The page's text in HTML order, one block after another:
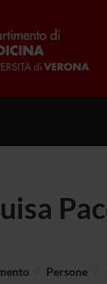
Persone